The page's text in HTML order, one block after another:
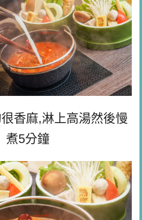
香麻,淋上高湯然後慢
煮5分鐘